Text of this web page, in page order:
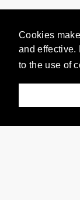
Cookies
and effective.
to the use of